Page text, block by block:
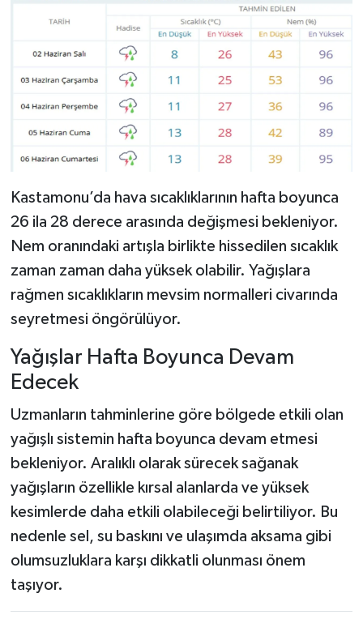
Kastamonu’da hava sıcaklıklarının hafta boyunca
26 ila 28 derece arasında değişmesi bekleniyor.
Nem oranındaki artışla birlikte hissedilen sıcaklık
zaman zaman daha yüksek olabilir. Yağışlara
rağmen sıcaklıkların mevsim normalleri civarında
seyretmesi öngörülüyor.
Yağışlar Hafta Boyunca Devam
Edecek
Uzmanların tahminlerine göre bölgede etkili olan
yağışlı sistemin hafta boyunca devam etmesi
bekleniyor. Aralıklı olarak sürecek sağanak
yağışların özellikle kırsal alanlarda ve yüksek
kesimlerde daha etkili olabileceği belirtiliyor. Bu
nedenle sel, su baskını ve ulaşımda aksama gibi
olumsuzluklara karşı dikkatli olunması önem
taşıyor.